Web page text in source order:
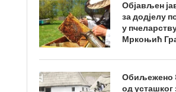
Објављен
за додјелу
у
Мркоњић
Обиљежено
од усташког